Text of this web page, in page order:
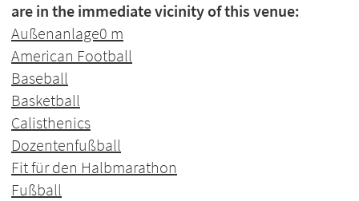
are in the immediate vicinity of this venue:
Außenanlage0 m
American Football
Baseball
Basketball
Calisthenics
Dozentenfußball
Fit für den Halbmarathon
Fußball